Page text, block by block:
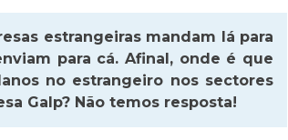
estrangeiras mandam lá para
para cá. Afinal, onde é que
no estrangeiro nos sectores
Galp? Não temos resposta!